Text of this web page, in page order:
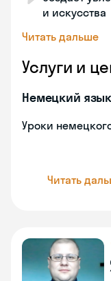
и искусства
Читать дальше
Услуги и
Немецкий язык
Уроки
Читать